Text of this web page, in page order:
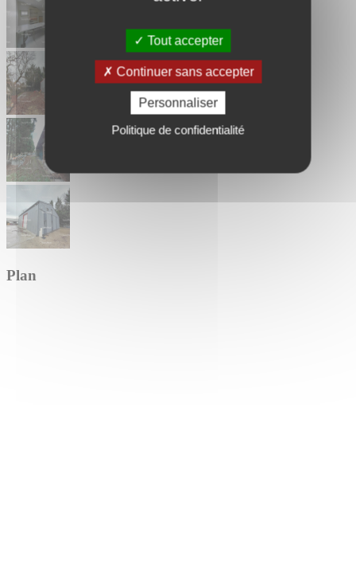
Tout accepter
Continuer sans accepter
Personnaliser
Politique de confidentialité
Plan